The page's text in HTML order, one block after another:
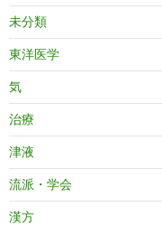
未分類
東洋医学
気
治療
津液
流派・学会
漢方